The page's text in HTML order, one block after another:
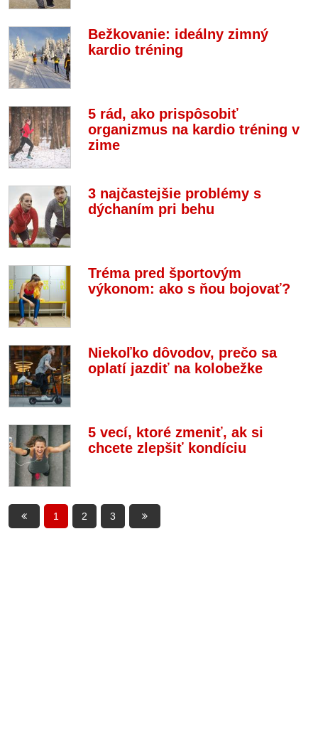
Bežkovanie: ideálny zimný
kardio tréning
5 rád, ako prispôsobiť
organizmus na kardio tréning v
zime
3 najčastejšie problémy s
dýchaním pri behu
Tréma pred športovým
výkonom: ako s ňou bojovať?
Niekoľko dôvodov, prečo sa
oplatí jazdiť na kolobežke
5 vecí, ktoré zmeniť, ak si
chcete zlepšiť kondíciu
1 2 3